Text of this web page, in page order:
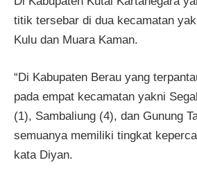
titik tersebar di dua kecamatan
Kulu dan Muara Kaman.
“Di Kabupaten Berau yang
pada empat kecamatan yakni
(1), Sambaliung (4), dan Gunung
semuanya memiliki tingkat
kata Diyan.